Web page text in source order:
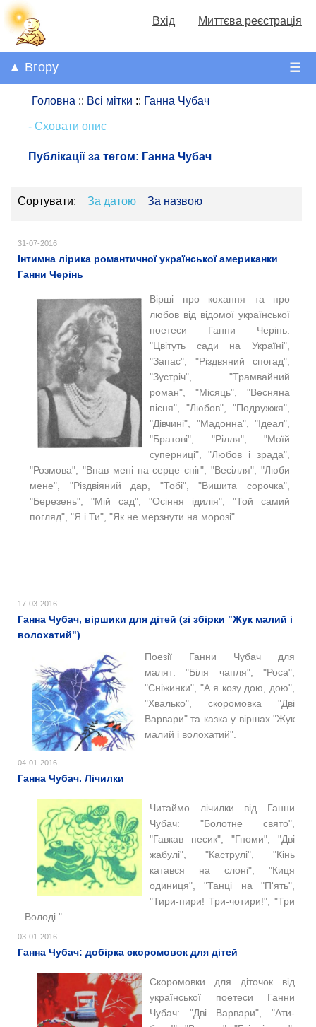
Вхід Миттєва реєстрація
☰
▲ Вгору
Головна :: Всі мітки :: Ганна Чубач
- Сховати опис
Публікації за тегом: Ганна Чубач
Сортувати: За датою За назвою
31-07-2016
Інтимна лірика романтичної української американки
Ганни Черінь
Вірші про кохання та про
любов від відомої української
поетеси Ганни Черінь:
"Цвітуть сади на Україні",
"Запас", "Різдвяний спогад",
"Зустріч", "Трамвайний
роман", "Місяць", "Весняна
пісня", "Любов", "Подружжя",
"Дівчині", "Мадонна", "Ідеал",
"Братові", "Рілля", "Моїй
суперниці", "Любов і зрада",
"Розмова", "Впав мені на серце сніг", "Весілля", "Люби
мене", "Різдвіяний дар, "Тобі", "Вишита сорочка",
"Березень", "Мій сад", "Осіння ідилія", "Той самий
погляд", "Я і Ти", "Як не мерзнути на морозі".
17-03-2016
Ганна Чубач, віршики для дітей (зі збірки "Жук малий і
волохатий")
Поезії Ганни Чубач для
малят:"Біля чапля", "Роса",
"Сніжинки", "А я козу дою, дою",
"Хвалько", скоромовка "Дві
Варвари" та казка у віршах "Жук
малий і волохатий".
04-01-2016
Ганна Чубач. Лічилки
Читаймо лічилки від Ганни
Чубач: "Болотне свято",
"Гавкав песик", "Гноми", "Дві
жабулі", "Каструлі", "Кінь
катався на слоні", "Киця
одиниця", "Танці на "П'ять",
"Тири-пири! Три-чотири!", "Три
Володі ".
03-01-2016
Ганна Чубач: добірка скоромовок для дітей
Скоромовки для діточок від
української поетеси Ганни
Чубач: "Дві Варвари", "Ати-